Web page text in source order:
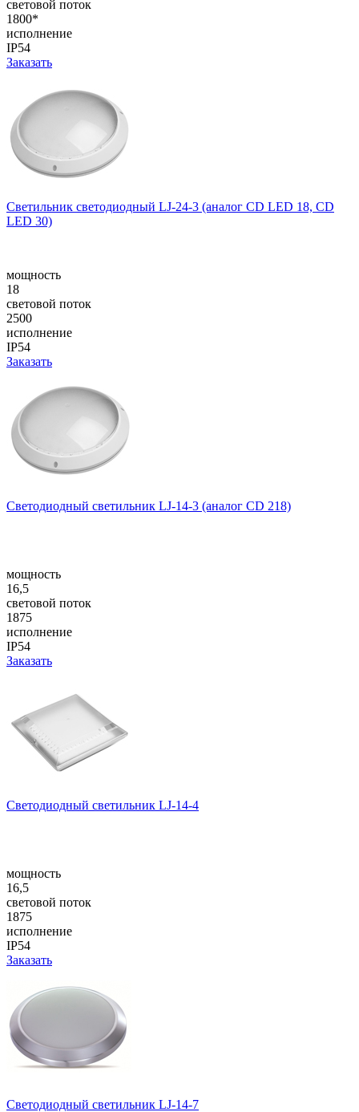
световой поток
1800*
исполнение
IP54
Заказать
Cветильник cветодиодный LJ-24-3 (аналог CD LED 18, CD
LED 30)
мощность
18
световой поток
2500
исполнение
IP54
Заказать
Светодиодный светильник LJ-14-3 (аналог CD 218)
мощность
16,5
световой поток
1875
исполнение
IP54
Заказать
Светодиодный светильник LJ-14-4
мощность
16,5
световой поток
1875
исполнение
IP54
Заказать
Светодиодный светильник LJ-14-7